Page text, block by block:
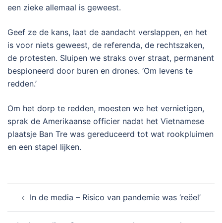
een zieke allemaal is geweest.
Geef ze de kans, laat de aandacht verslappen, en het
is voor niets geweest, de referenda, de rechtszaken,
de protesten. Sluipen we straks over straat, permanent
bespioneerd door buren en drones. ‘Om levens te
redden.’
Om het dorp te redden, moesten we het vernietigen,
sprak de Amerikaanse officier nadat het Vietnamese
plaatsje Ban Tre was gereduceerd tot wat rookpluimen
en een stapel lijken.
navigatie
In de media – Risico van pandemie was ‘reëel’